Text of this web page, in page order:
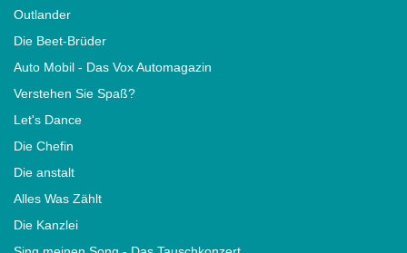
Outlander
Die Beet-Brüder
Auto Mobil - Das Vox Automagazin
Verstehen Sie Spaß?
Let's Dance
Die Chefin
Die anstalt
Alles Was Zählt
Die Kanzlei